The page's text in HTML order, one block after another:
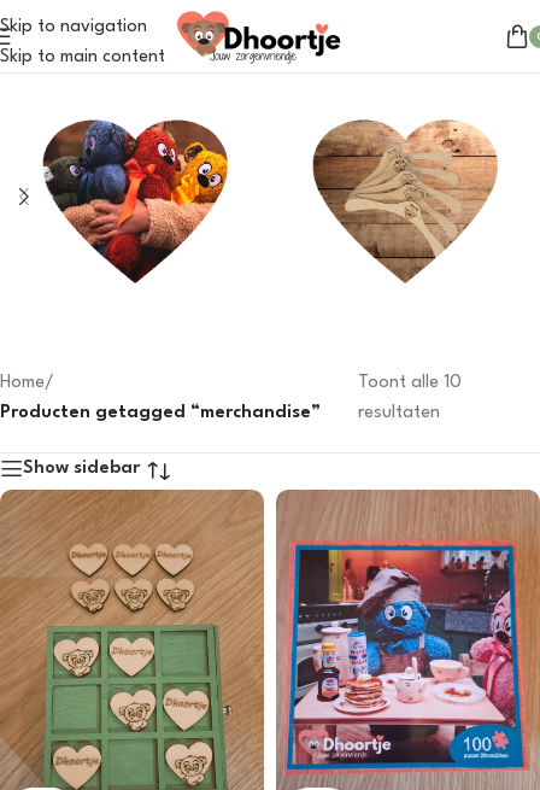
Skip to navigation
Skip to main content
Home/
Producten getagged “merchandise”
Toont alle 10
resultaten
Show sidebar